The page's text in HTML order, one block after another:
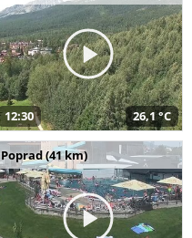
12:30 26,1 °C
Poprad (41 km)